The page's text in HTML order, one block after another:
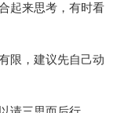
起来思考，有时看
限，建议先自己动